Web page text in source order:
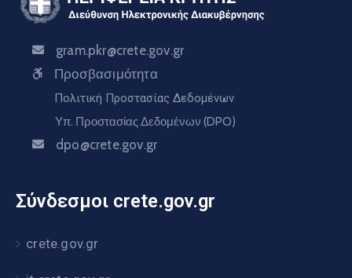
gram.pkr@crete.gov.gr
Προσβασιμότητα
Πολιτική Προστασίας Δεδομένων
Υπ. Προστασίας Δεδομένων (DPO)
dpo@crete.gov.gr
Σύνδεσμοι crete.gov.gr
crete.gov.gr